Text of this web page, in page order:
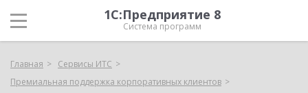
1С:Предприятие 8
Система программ
Главная
Сервисы ИТС
Премиальная поддержка корпоративных клиентов